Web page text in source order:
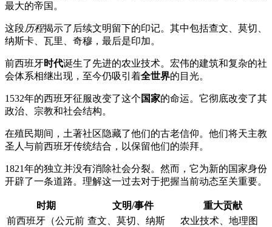
最大的帝国。
这段历程揭示了后续文明留下的印记。其中包括查文、莫切、
纳斯卡、瓦里、奇穆，最后是印加。
前西班牙时代诞生了先进的农业技术。宏伟的建筑和复杂的社
会体系相继出现，至今仍吸引着全世界的目光。
1532年的西班牙征服改变了这个 国家的命运。它彻底改变了其
政治、宗教和社会结构。
在殖民期间，土著社区隐藏了他们的古老信仰。他们将天主教
圣人与前西班牙传统结合，以保留他们的崇拜。
1821年的独立并没有消除社会分裂。然而，它为新的国家身份
开辟了一条道路。理解这一过去对于把握当前动态至关重要。
时期 文明/事件
重大贡献
前西班牙（公元前 查文、莫切、纳斯
农业技术、地理图